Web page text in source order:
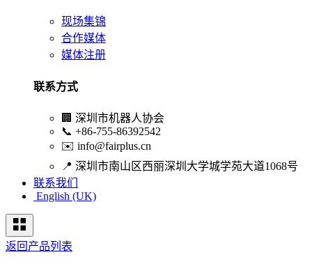
现场集锦
合作媒体
媒体注册
联系方式
🏢 深圳市机器人协会
📞 +86-755-86392542
✉️ info@fairplus.cn
📍 深圳市南山区西丽深圳大学城学苑大道1068号
联系我们
English (UK)
返回产品列表